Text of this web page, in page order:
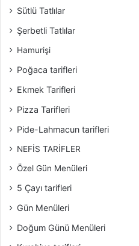
Sütlü Tatlılar
Şerbetli Tatlılar
Hamurişi
Poğaca tarifleri
Ekmek Tarifleri
Pizza Tarifleri
Pide-Lahmacun tarifleri
NEFİS TARİFLER
Özel Gün Menüleri
5 Çayı tarifleri
Gün Menüleri
Doğum Günü Menüleri